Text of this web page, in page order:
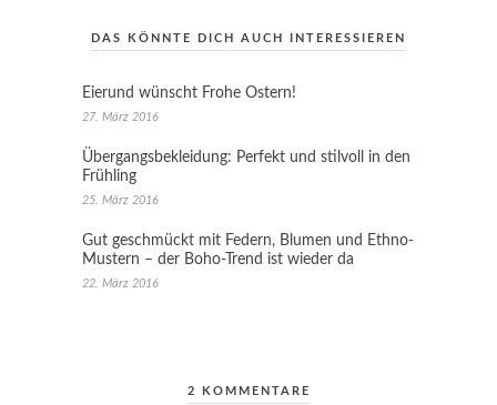
DAS KÖNNTE DICH AUCH INTERESSIEREN
Eierund wünscht Frohe Ostern!
27. März 2016
Übergangsbekleidung: Perfekt und stilvoll in den
Frühling
25. März 2016
Gut geschmückt mit Federn, Blumen und Ethno-
Mustern – der Boho-Trend ist wieder da
22. März 2016
2 KOMMENTARE